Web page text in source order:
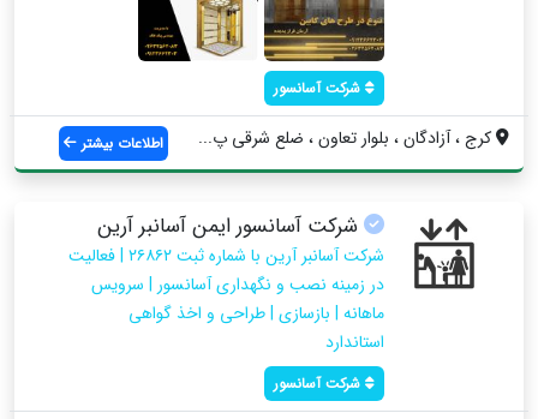
شرکت آسانسور
کرج ، آزادگان ، بلوار تعاون ، ضلع شرقی پ... اطلاعات بیشتر
شرکت آسانسور ایمن آسانبر آرین
شرکت آسانبر آرین با شماره ثبت ۲۶۸۶۲ | فعالیت
در زمینه نصب و نگهداری آسانسور | سرویس
ماهانه | بازسازی | طراحی و اخذ گواهی
استاندارد
شرکت آسانسور